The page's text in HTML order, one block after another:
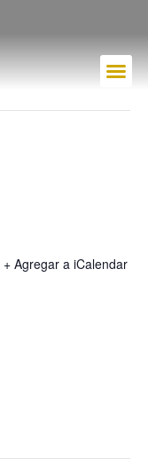
+ Agregar a iCalendar